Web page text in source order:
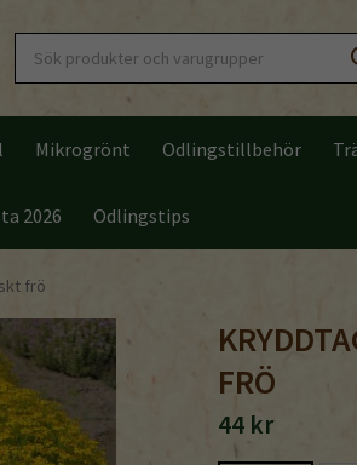
Mikrogrönt Odlingstillbehör
2026 Odlingstips
frö
FRÖ
44 kr